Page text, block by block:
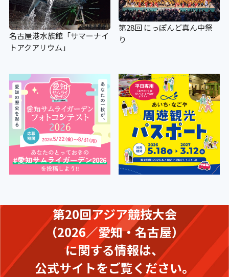
名古屋港水族館「サマーナイ
トアクアリウム」
第28回 にっぽんど真ん中祭
り
第20回アジア競技大会
（2026／愛知・名古屋）
に関する情報は、
公式サイトをご覧ください。